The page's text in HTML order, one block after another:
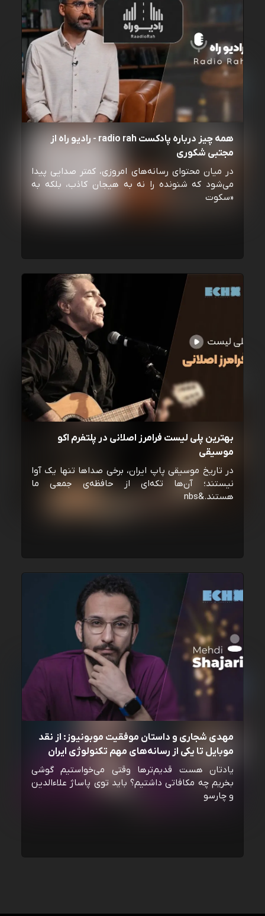
همه چیز درباره پادکست radio rah - رادیو راه از
مجتبی شکوری
در میان محتوای رسانه‌های امروزی، کمتر صدایی پیدا
می‌شود که شنونده را نه به هیجان کاذب، بلکه به
«سکوت
بهترین پلی لیست فرامرز اصلانی در پلتفرم اکو
موسیقی
در تاریخ موسیقی پاپ ایران، برخی صداها تنها یک آوا
نیستند؛ آن‌ها تکه‌ای از حافظه‌ی جمعی ما
هستند.&nbs
مهدی شجاری و داستان موفقیت موبونیوز: از نقد
موبایل تا یکی از رسانه‌‌های مهم تکنولوژی ایران
یادتان هست قدیم‌ترها وقتی می‌خواستیم گوشی
بخریم چه مکافاتی داشتیم؟ باید توی پاساژ علاءالدین
و چارسو